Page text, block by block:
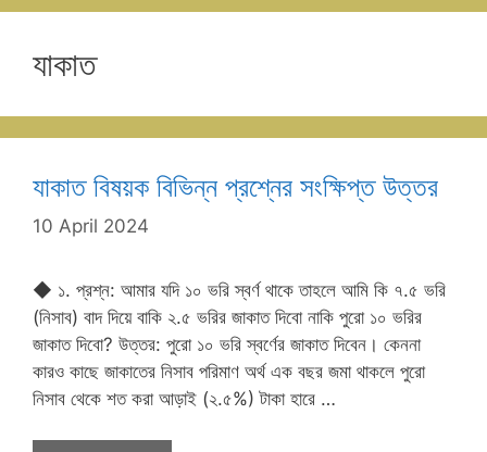
যাকাত
যাকাত বিষয়ক বিভিন্ন প্রশ্নের সংক্ষিপ্ত উত্তর
10 April 2024
◆ ১. প্রশ্ন: আমার যদি ১০ ভরি স্বর্ণ থাকে তাহলে আমি কি ৭.৫ ভরি
(নিসাব) বাদ দিয়ে বাকি ২.৫ ভরির জাকাত দিবো নাকি পুরো ১০ ভরির
জাকাত দিবো? উত্তর: পুরো ১০ ভরি স্বর্ণের জাকাত দিবেন। কেননা
কারও কাছে জাকাতের নিসাব পরিমাণ অর্থ এক বছর জমা থাকলে পুরো
নিসাব থেকে শত করা আড়াই (২.৫%) টাকা হারে …